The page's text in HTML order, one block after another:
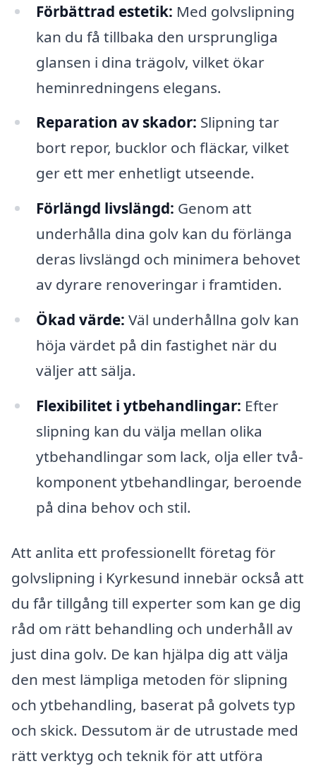
Förbättrad estetik: Med golvslipning
kan du få tillbaka den ursprungliga
glansen i dina trägolv, vilket ökar
heminredningens elegans.
Reparation av skador: Slipning tar
bort repor, bucklor och fläckar, vilket
ger ett mer enhetligt utseende.
Förlängd livslängd: Genom att
underhålla dina golv kan du förlänga
deras livslängd och minimera behovet
av dyrare renoveringar i framtiden.
Ökad värde: Väl underhållna golv kan
höja värdet på din fastighet när du
väljer att sälja.
Flexibilitet i ytbehandlingar: Efter
slipning kan du välja mellan olika
ytbehandlingar som lack, olja eller två-
komponent ytbehandlingar, beroende
på dina behov och stil.
Att anlita ett professionellt företag för
golvslipning i Kyrkesund innebär också att
du får tillgång till experter som kan ge dig
råd om rätt behandling och underhåll av
just dina golv. De kan hjälpa dig att välja
den mest lämpliga metoden för slipning
och ytbehandling, baserat på golvets typ
och skick. Dessutom är de utrustade med
rätt verktyg och teknik för att utföra